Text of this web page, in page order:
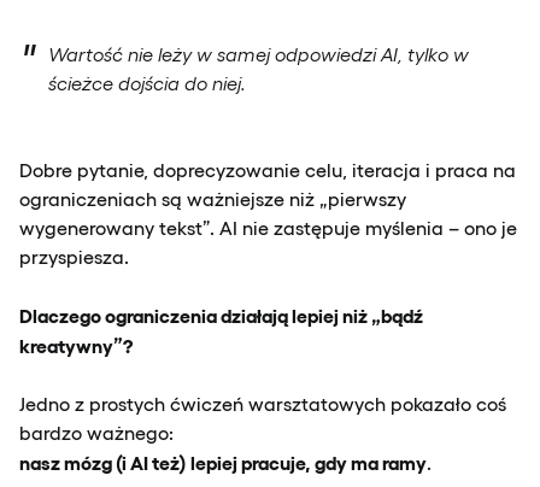
Wartość nie leży w samej odpowiedzi AI, tylko w
ścieżce dojścia do niej.
Dobre pytanie, doprecyzowanie celu, iteracja i praca na
ograniczeniach są ważniejsze niż „pierwszy
wygenerowany tekst”. AI nie zastępuje myślenia – ono je
przyspiesza.
Dlaczego ograniczenia działają lepiej niż „bądź
kreatywny”?
Jedno z prostych ćwiczeń warsztatowych pokazało coś
bardzo ważnego:
nasz mózg (i AI też) lepiej pracuje, gdy ma ramy.